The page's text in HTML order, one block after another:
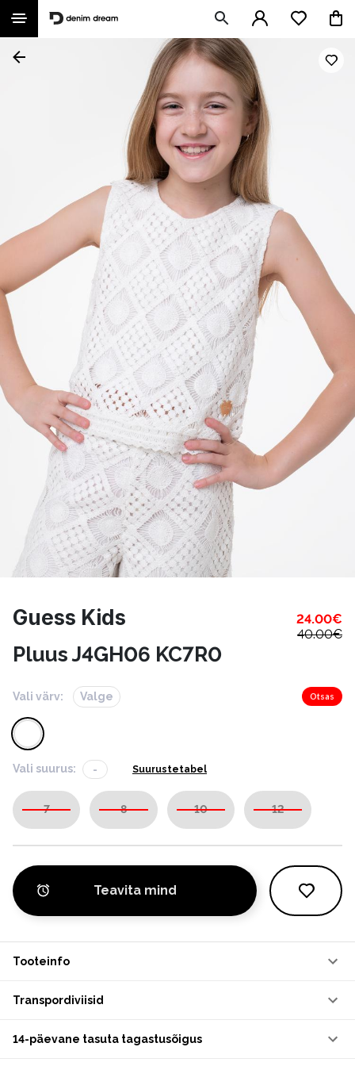
Guess Kids 24.00€
40.00€
Pluus J4GH06 KC7R0
Vali värv: Valge Otsas
Vali suurus: - Suurustetabel
7 8 10 12
Teavita mind
Tooteinfo
Transpordiviisid
14-päevane tasuta tagastusõigus